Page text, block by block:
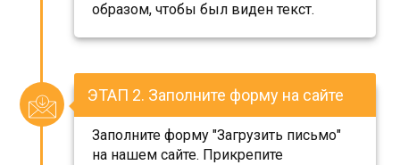
образом, чтобы был виден текст.
ЭТАП 2. Заполните форму на сайте
Заполните форму "Загрузить письмо"
на нашем сайте. Прикрепите